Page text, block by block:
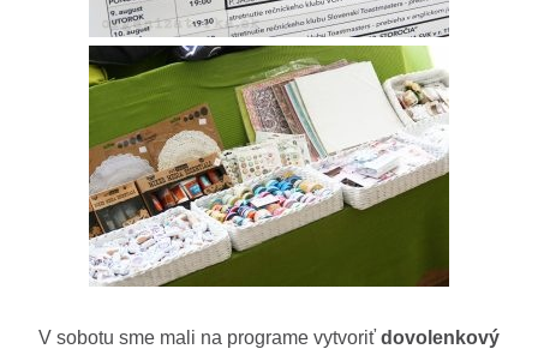
V sobotu sme mali na programe vytvoriť dovolenkový